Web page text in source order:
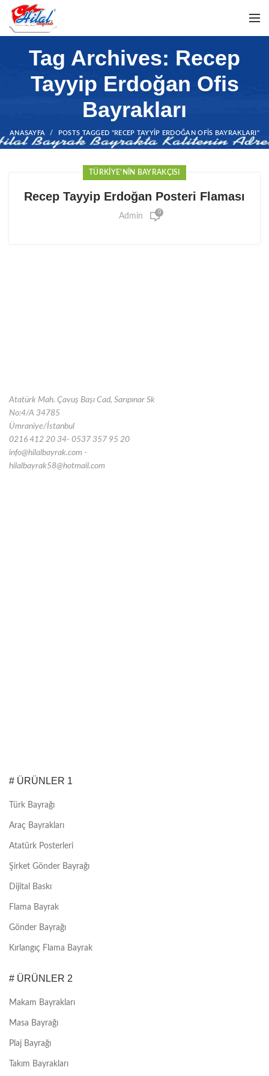
Tag Archives: Recep
Tayyip Erdoğan Ofis
Bayrakları
ANASAYFA POSTS TAGGED "RECEP TAYYIP ERDOĞAN OFIS BAYRAKLARI"
TÜRKIYE'NIN BAYRAKÇISI
Recep Tayyip Erdoğan Posteri Flaması
Admin 0
Atatürk Mah. Çavuş Başı Cad, Sarıpınar Sk
No:4/A 34785
Ümraniye/İstanbul
0216 412 20 34- 0537 357 95 20
info@hilalbayrak.com -
hilalbayrak58@hotmail.com
# ÜRÜNLER 1
Türk Bayrağı
Araç Bayrakları
Atatürk Posterleri
Şirket Gönder Bayrağı
Dijital Baskı
Flama Bayrak
Gönder Bayrağı
Kırlangıç Flama Bayrak
# ÜRÜNLER 2
Makam Bayrakları
Masa Bayrağı
Plaj Bayrağı
Takım Bayrakları